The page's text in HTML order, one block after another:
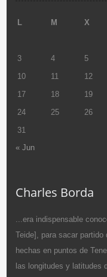
L M X
3
4 5
10
11 12
17
18 19
24
25 26
31
« Jun
Charles Borda
...era indispensable
Teide], para sacar
hechas en puntos de
las longitudes y latitudes